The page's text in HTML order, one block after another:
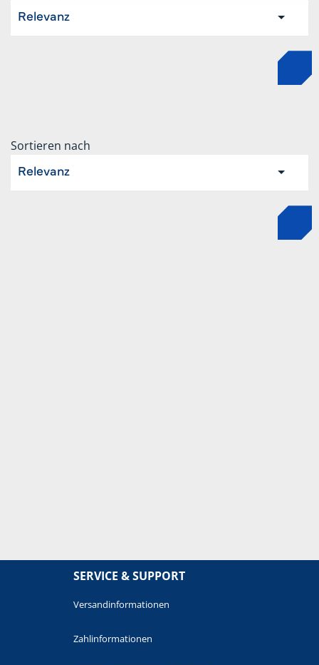
Relevanz
Sortieren nach
Relevanz
SERVICE & SUPPORT
Versandinformationen
Zahlinformationen